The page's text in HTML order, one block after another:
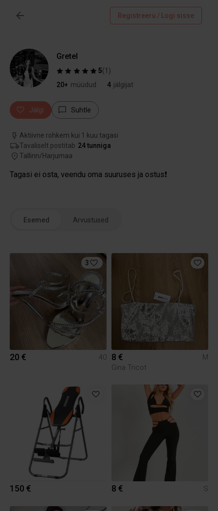
Registreeru / Logi sisse
Gretel
5(1 )
20+ müüdud 4 jälgijat
Jälgi Suhtle
Aktiivne rohkem kui 1 kuu tagasi
Tavaliselt postitab 24 tunniga
Tallinn/Harjumaa
Tagasi ei osta, veendu oma suuruses ja ostus❗️
Esemed Arvustused
3
20 € 40 8 €
M
Gina Tricot
150 € 8 € S